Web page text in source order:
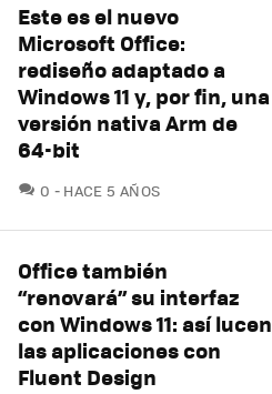
Este es el nuevo
Microsoft Office:
rediseño adaptado a
Windows 11 y, por fin, una
versión nativa Arm de
64-bit
0 COMENTARIOS
HACE 5 AÑOS
Office también
“renovará” su interfaz
con Windows 11: así lucen
las aplicaciones con
Fluent Design